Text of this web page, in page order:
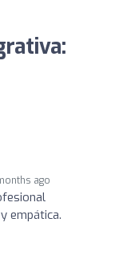
ago
empática.